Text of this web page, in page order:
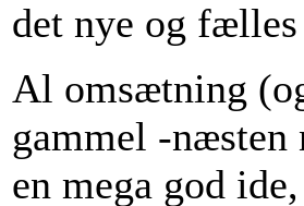
det nye og
Al omsætning
gammel -næsten
en mega god